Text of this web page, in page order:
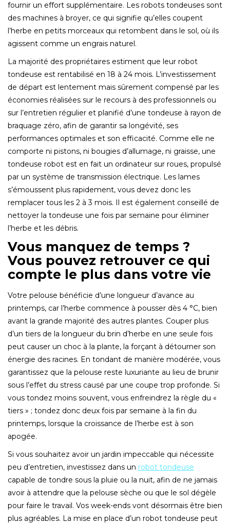
fournir un effort supplémentaire. Les robots tondeuses sont
des machines à broyer, ce qui signifie qu’elles coupent
l’herbe en petits morceaux qui retombent dans le sol, où ils
agissent comme un engrais naturel.
La majorité des propriétaires estiment que leur robot
tondeuse est rentabilisé en 18 à 24 mois. L’investissement
de départ est lentement mais sûrement compensé par les
économies réalisées sur le recours à des professionnels ou
sur l’entretien régulier et planifié d’une tondeuse à rayon de
braquage zéro, afin de garantir sa longévité, ses
performances optimales et son efficacité. Comme elle ne
comporte ni pistons, ni bougies d’allumage, ni graisse, une
tondeuse robot est en fait un ordinateur sur roues, propulsé
par un système de transmission électrique. Les lames
s’émoussent plus rapidement, vous devez donc les
remplacer tous les 2 à 3 mois. Il est également conseillé de
nettoyer la tondeuse une fois par semaine pour éliminer
l’herbe et les débris.
Vous manquez de temps ?
Vous pouvez retrouver ce qui
compte le plus dans votre vie
Votre pelouse bénéficie d’une longueur d’avance au
printemps, car l’herbe commence à pousser dès 4 °C, bien
avant la grande majorité des autres plantes. Couper plus
d’un tiers de la longueur du brin d’herbe en une seule fois
peut causer un choc à la plante, la forçant à détourner son
énergie des racines. En tondant de manière modérée, vous
garantissez que la pelouse reste luxuriante au lieu de brunir
sous l’effet du stress causé par une coupe trop profonde. Si
vous tondez moins souvent, vous enfreindrez la règle du «
tiers » ; tondez donc deux fois par semaine à la fin du
printemps, lorsque la croissance de l’herbe est à son
apogée.
Si vous souhaitez avoir un jardin impeccable qui nécessite
peu d’entretien, investissez dans un robot tondeuse
capable de tondre sous la pluie ou la nuit, afin de ne jamais
avoir à attendre que la pelouse sèche ou que le sol dégèle
pour faire le travail. Vos week-ends vont désormais être bien
plus agréables. La mise en place d’un robot tondeuse peut